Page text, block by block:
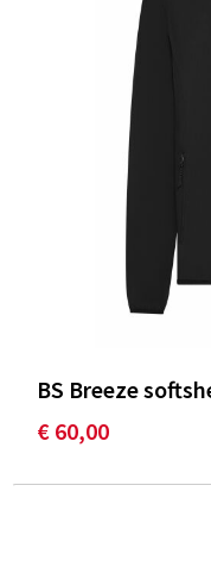
BS Breeze
€ 60,00